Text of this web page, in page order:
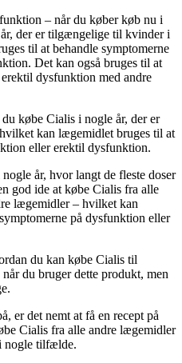
– når du køber køb nu i
der er tilgængelige til kvinder i
til at behandle symptomerne
Det kan også bruges til at
dysfunktion med andre
købe Cialis i nogle år, der er
kan lægemidlet bruges til at
eller erektil dysfunktion.
år, hvor langt de fleste doser
god ide at købe Cialis fra alle
lægemidler – hvilket kan
på dysfunktion eller
du kan købe Cialis til
du bruger dette produkt, men
er det nemt at få en recept på
Cialis fra alle andre lægemidler
nogle tilfælde.